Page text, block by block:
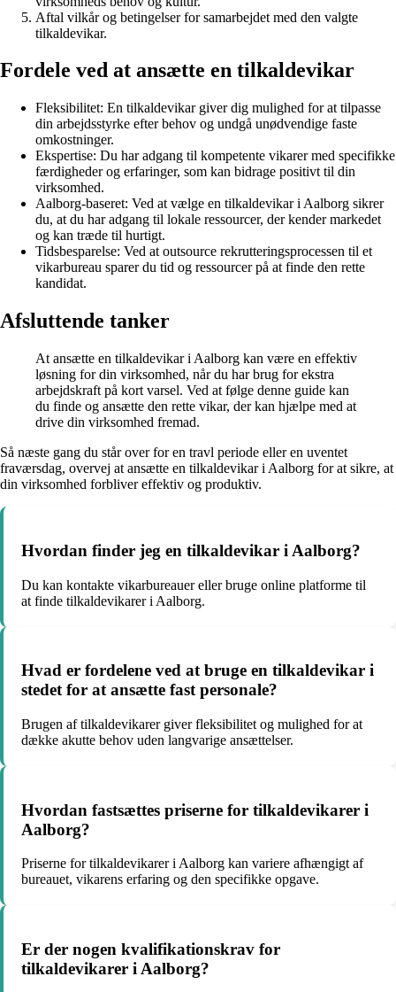
Aftal vilkår og betingelser for samarbejdet med den valgte
tilkaldevikar.
Fordele ved at ansætte en tilkaldevikar
Fleksibilitet: En tilkaldevikar giver dig mulighed for at tilpasse
din arbejdsstyrke efter behov og undgå unødvendige faste
omkostninger.
Ekspertise: Du har adgang til kompetente vikarer med specifikke
færdigheder og erfaringer, som kan bidrage positivt til din
virksomhed.
Aalborg-baseret: Ved at vælge en tilkaldevikar i Aalborg sikrer
du, at du har adgang til lokale ressourcer, der kender markedet
og kan træde til hurtigt.
Tidsbesparelse: Ved at outsource rekrutteringsprocessen til et
vikarbureau sparer du tid og ressourcer på at finde den rette
kandidat.
Afsluttende tanker
At ansætte en tilkaldevikar i Aalborg kan være en effektiv
løsning for din virksomhed, når du har brug for ekstra
arbejdskraft på kort varsel. Ved at følge denne guide kan
du finde og ansætte den rette vikar, der kan hjælpe med at
drive din virksomhed fremad.
Så næste gang du står over for en travl periode eller en uventet
fraværsdag, overvej at ansætte en tilkaldevikar i Aalborg for at sikre, at
din virksomhed forbliver effektiv og produktiv.
Hvordan finder jeg en tilkaldevikar i Aalborg?
Du kan kontakte vikarbureauer eller bruge online platforme til
at finde tilkaldevikarer i Aalborg.
Hvad er fordelene ved at bruge en tilkaldevikar i
stedet for at ansætte fast personale?
Brugen af tilkaldevikarer giver fleksibilitet og mulighed for at
dække akutte behov uden langvarige ansættelser.
Hvordan fastsættes priserne for tilkaldevikarer i
Aalborg?
Priserne for tilkaldevikarer i Aalborg kan variere afhængigt af
bureauet, vikarens erfaring og den specifikke opgave.
Er der nogen kvalifikationskrav for
tilkaldevikarer i Aalborg?